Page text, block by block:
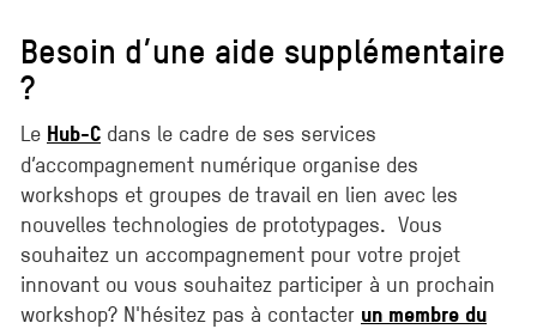
Besoin d’une aide supplémentaire
?
Le Hub-C dans le cadre de ses services
d’accompagnement numérique organise des
workshops et groupes de travail en lien avec les
nouvelles technologies de prototypages. Vous
souhaitez un accompagnement pour votre projet
innovant ou vous souhaitez participer à un prochain
workshop? N'hésitez pas à contacter un membre du